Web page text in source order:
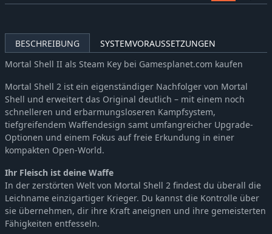
BESCHREIBUNG
SYSTEMVORAUSSETZUNGEN
Mortal Shell II als Steam Key bei Gamesplanet.com kaufen
Mortal Shell 2 ist ein eigenständiger Nachfolger von Mortal
Shell und erweitert das Original deutlich – mit einem noch
schnelleren und erbarmungsloseren Kampfsystem,
tiefgreifendem Waffendesign samt umfangreicher Upgrade-
Optionen und einem Fokus auf freie Erkundung in einer
kompakten Open-World.
Ihr Fleisch ist deine Waffe
In der zerstörten Welt von Mortal Shell 2 findest du überall die
Leichname einzigartiger Krieger. Du kannst die Kontrolle über
sie übernehmen, dir ihre Kraft aneignen und ihre gemeisterten
Fähigkeiten entfesseln.